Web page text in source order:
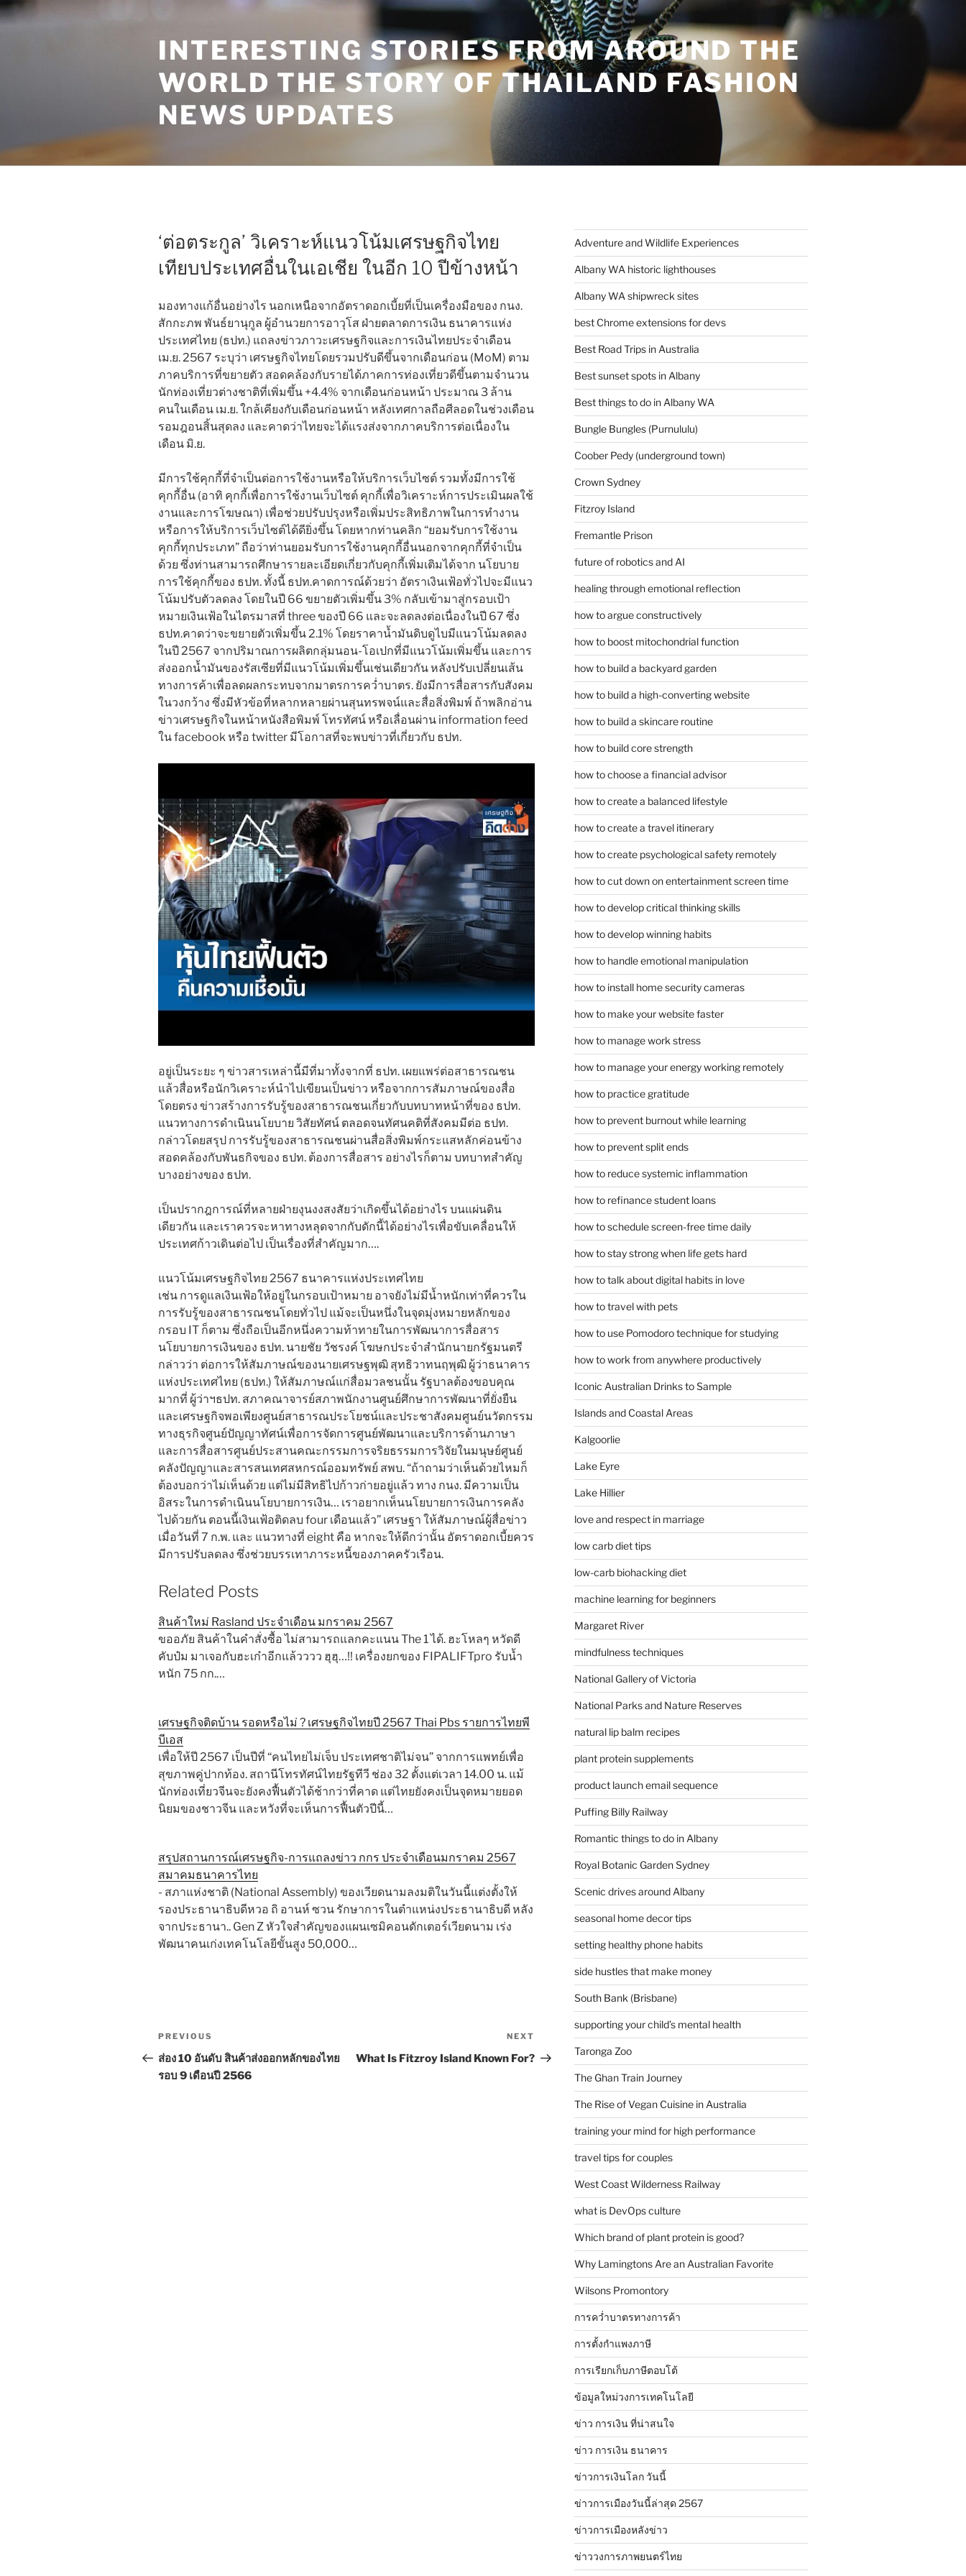
Skip
to
INTERESTING STORIES FROM AROUND THE
WORLD THE STORY OF THAILAND FASHION
NEWS UPDATES
‘ต่อตระกูล’ วิเคราะห์แนวโน้มเศรษฐกิจไทย
เทียบประเทศอื่นในเอเชีย ในอีก 10 ปีข้างหน้า
มองทางแก้อื่นอย่างไร นอกเหนือจากอัตราดอกเบี้ยที่เป็นเครื่องมือของ กนง.
สักกะภพ พันธ์ยานุกูล ผู้อำนวยการอาวุโส ฝ่ายตลาดการเงิน ธนาคารแห่ง
ประเทศไทย (ธปท.) แถลงข่าวภาวะเศรษฐกิจและการเงินไทยประจำเดือน
เม.ย. 2567 ระบุว่า เศรษฐกิจไทยโดยรวมปรับดีขึ้นจากเดือนก่อน (MoM) ตาม
ภาคบริการที่ขยายตัว สอดคล้องกับรายได้ภาคการท่องเที่ยวดีขึ้นตามจำนวน
นักท่องเที่ยวต่างชาติที่เพิ่มขึ้น +4.4% จากเดือนก่อนหน้า ประมาณ 3 ล้าน
คนในเดือน เม.ย. ใกล้เคียงกับเดือนก่อนหน้า หลังเทศกาลถือศีลอดในช่วงเดือน
รอมฎอนสิ้นสุดลง และคาดว่าไทยจะได้แรงส่งจากภาคบริการต่อเนื่องใน
เดือน มิ.ย.
มีการใช้คุกกี้ที่จำเป็นต่อการใช้งานหรือให้บริการเว็บไซต์ รวมทั้งมีการใช้
คุกกี้อื่น (อาทิ คุกกี้เพื่อการใช้งานเว็บไซต์ คุกกี้เพื่อวิเคราะห์การประเมินผลใช้
งานและการโฆษณา) เพื่อช่วยปรับปรุงหรือเพิ่มประสิทธิภาพในการทำงาน
หรือการให้บริการเว็บไซต์ได้ดียิ่งขึ้น โดยหากท่านคลิก “ยอมรับการใช้งาน
คุกกี้ทุกประเภท” ถือว่าท่านยอมรับการใช้งานคุกกี้อื่นนอกจากคุกกี้ที่จำเป็น
ด้วย ซึ่งท่านสามารถศึกษารายละเอียดเกี่ยวกับคุกกี้เพิ่มเติมได้จาก นโยบาย
การใช้คุกกี้ของ ธปท. ทั้งนี้ ธปท.คาดการณ์ด้วยว่า อัตราเงินเฟ้อทั่วไปจะมีแนว
โน้มปรับตัวลดลง โดยในปี 66 ขยายตัวเพิ่มขึ้น 3% กลับเข้ามาสู่กรอบเป้า
หมายเงินเฟ้อในไตรมาสที่ three ของปี 66 และจะลดลงต่อเนื่องในปี 67 ซึ่ง
ธปท.คาดว่าจะขยายตัวเพิ่มขึ้น 2.1% โดยราคาน้ำมันดิบดูไบมีแนวโน้มลดลง
ในปี 2567 จากปริมาณการผลิตกลุ่มนอน-โอเปกที่มีแนวโน้มเพิ่มขึ้น และการ
ส่งออกน้ำมันของรัสเซียที่มีแนวโน้มเพิ่มขึ้นเช่นเดียวกัน หลังปรับเปลี่ยนเส้น
ทางการค้าเพื่อลดผลกระทบจากมาตรการคว่ำบาตร. ยังมีการสื่อสารกับสังคม
ในวงกว้าง ซึ่งมีหัวข้อที่หลากหลายผ่านสุนทรพจน์และสื่อสิ่งพิมพ์ ถ้าพลิกอ่าน
ข่าวเศรษฐกิจในหน้าหนังสือพิมพ์ โทรทัศน์ หรือเลื่อนผ่าน information feed
ใน facebook หรือ twitter มีโอกาสที่จะพบข่าวที่เกี่ยวกับ ธปท.
อยู่เป็นระยะ ๆ ข่าวสารเหล่านี้มีที่มาทั้งจากที่ ธปท. เผยแพร่ต่อสาธารณชน
แล้วสื่อหรือนักวิเคราะห์นำไปเขียนเป็นข่าว หรือจากการสัมภาษณ์ของสื่อ
โดยตรง ข่าวสร้างการรับรู้ของสาธารณชนเกี่ยวกับบทบาทหน้าที่ของ ธปท.
แนวทางการดำเนินนโยบาย วิสัยทัศน์ ตลอดจนทัศนคติที่สังคมมีต่อ ธปท.
กล่าวโดยสรุป การรับรู้ของสาธารณชนผ่านสื่อสิ่งพิมพ์กระแสหลักค่อนข้าง
สอดคล้องกับพันธกิจของ ธปท. ต้องการสื่อสาร อย่างไรก็ตาม บทบาทสำคัญ
บางอย่างของ ธปท.
เป็นปรากฎการณ์ที่หลายฝ่ายงุนงงสงสัยว่าเกิดขึ้นได้อย่างไร บนแผ่นดิน
เดียวกัน และเราควรจะหาทางหลุดจากกับดักนี้ได้อย่างไรเพื่อขับเคลื่อนให้
ประเทศก้าวเดินต่อไป เป็นเรื่องที่สำคัญมาก….
แนวโน้มเศรษฐกิจไทย 2567 ธนาคารแห่งประเทศไทย
เช่น การดูแลเงินเฟ้อให้อยู่ในกรอบเป้าหมาย อาจยังไม่มีน้ำหนักเท่าที่ควรใน
การรับรู้ของสาธารณชนโดยทั่วไป แม้จะเป็นหนึ่งในจุดมุ่งหมายหลักของ
กรอบ IT ก็ตาม ซึ่งถือเป็นอีกหนึ่งความท้าทายในการพัฒนาการสื่อสาร
นโยบายการเงินของ ธปท. นายชัย วัชรงค์ โฆษกประจำสำนักนายกรัฐมนตรี
กล่าวว่า ต่อการให้สัมภาษณ์ของนายเศรษฐพุฒิ สุทธิวาทนฤพุฒิ ผู้ว่าธนาคาร
แห่งประเทศไทย (ธปท.) ให้สัมภาษณ์แก่สื่อมวลชนนั้น รัฐบาลต้องขอบคุณ
มากที่ ผู้ว่าฯธปท. สภาคณาจารย์สภาพนักงานศูนย์ศึกษาการพัฒนาที่ยั่งยืน
และเศรษฐกิจพอเพียงศูนย์สาธารณประโยชน์และประชาสังคมศูนย์นวัตกรรม
ทางธุรกิจศูนย์ปัญญาทัศน์เพื่อการจัดการศูนย์พัฒนาและบริการด้านภาษา
และการสื่อสารศูนย์ประสานคณะกรรมการจริยธรรมการวิจัยในมนุษย์ศูนย์
คลังปัญญาและสารสนเทศสหกรณ์ออมทรัพย์ สพบ. “ถ้าถามว่าเห็นด้วยไหมก็
ต้องบอกว่าไม่เห็นด้วย แต่ไม่มีสิทธิไปก้าวก่ายอยู่แล้ว ทาง กนง. มีความเป็น
อิสระในการดำเนินนโยบายการเงิน… เราอยากเห็นนโยบายการเงินการคลัง
ไปด้วยกัน ตอนนี้เงินเฟ้อติดลบ four เดือนแล้ว” เศรษฐา ให้สัมภาษณ์ผู้สื่อข่าว
เมื่อวันที่ 7 ก.พ. และ แนวทางที่ eight คือ หากจะให้ดีกว่านั้น อัตราดอกเบี้ยควร
มีการปรับลดลง ซึ่งช่วยบรรเทาภาระหนี้ของภาคครัวเรือน.
Related Posts
สินค้าใหม่ Rasland ประจำเดือน มกราคม 2567
ขออภัย สินค้าในคำสั่งซื้อ ไม่สามารถแลกคะแนน The 1 ได้. ฮะโหลๆ หวัดดี
คับป๋ม มาเจอกับฮะเก๋าอีกแล้วววว ฮุฮุ…!! เครื่องยกของ FIPALIFTpro รับน้ำ
หนัก 75 กก.…
เศรษฐกิจติดบ้าน รอดหรือไม่ ? เศรษฐกิจไทยปี 2567 Thai Pbs รายการไทยพี
บีเอส
เพื่อให้ปี 2567 เป็นปีที่ “คนไทยไม่เจ็บ ประเทศชาติไม่จน” จากการแพทย์เพื่อ
สุขภาพคู่ปากท้อง. สถานีโทรทัศน์ไทยรัฐทีวี ช่อง 32 ตั้งแต่เวลา 14.00 น. แม้
นักท่องเที่ยวจีนจะยังคงฟื้นตัวได้ช้ากว่าที่คาด แต่ไทยยังคงเป็นจุดหมายยอด
นิยมของชาวจีน และหวังที่จะเห็นการฟื้นตัวปีนี้…
สรุปสถานการณ์เศรษฐกิจ-การแถลงข่าว กกร ประจำเดือนมกราคม 2567
สมาคมธนาคารไทย
- สภาแห่งชาติ (National Assembly) ของเวียดนามลงมติในวันนี้แต่งตั้งให้
รองประธานาธิบดีหวอ ถิ อานห์ ซวน รักษาการในตำแหน่งประธานาธิบดี หลัง
จากประธานา.. Gen Z หัวใจสำคัญของแผนเซมิคอนดักเตอร์เวียดนาม เร่ง
พัฒนาคนเก่งเทคโนโลยีขั้นสูง 50,000…
Post
navigation
Previous
Post
PREVIOUS
ส่อง 10 อันดับ สินค้าส่งออกหลักของไทย
รอบ 9 เดือนปี 2566
Post
NEXT
What Is Fitzroy Island Known For?
Adventure and Wildlife Experiences
Albany WA historic lighthouses
Albany WA shipwreck sites
best Chrome extensions for devs
Best Road Trips in Australia
Best sunset spots in Albany
Best things to do in Albany WA
Bungle Bungles (Purnululu)
Coober Pedy (underground town)
Crown Sydney
Fitzroy Island
Fremantle Prison
future of robotics and AI
healing through emotional reflection
how to argue constructively
how to boost mitochondrial function
how to build a backyard garden
how to build a high-converting website
how to build a skincare routine
how to build core strength
how to choose a financial advisor
how to create a balanced lifestyle
how to create a travel itinerary
how to create psychological safety remotely
how to cut down on entertainment screen time
how to develop critical thinking skills
how to develop winning habits
how to handle emotional manipulation
how to install home security cameras
how to make your website faster
how to manage work stress
how to manage your energy working remotely
how to practice gratitude
how to prevent burnout while learning
how to prevent split ends
how to reduce systemic inflammation
how to refinance student loans
how to schedule screen-free time daily
how to stay strong when life gets hard
how to talk about digital habits in love
how to travel with pets
how to use Pomodoro technique for studying
how to work from anywhere productively
Iconic Australian Drinks to Sample
Islands and Coastal Areas
Kalgoorlie
Lake Eyre
Lake Hillier
love and respect in marriage
low carb diet tips
low-carb biohacking diet
machine learning for beginners
Margaret River
mindfulness techniques
National Gallery of Victoria
National Parks and Nature Reserves
natural lip balm recipes
plant protein supplements
product launch email sequence
Puffing Billy Railway
Romantic things to do in Albany
Royal Botanic Garden Sydney
Scenic drives around Albany
seasonal home decor tips
setting healthy phone habits
side hustles that make money
South Bank (Brisbane)
supporting your child’s mental health
Taronga Zoo
The Ghan Train Journey
The Rise of Vegan Cuisine in Australia
training your mind for high performance
travel tips for couples
West Coast Wilderness Railway
what is DevOps culture
Which brand of plant protein is good?
Why Lamingtons Are an Australian Favorite
Wilsons Promontory
การคว่ำบาตรทางการค้า
การตั้งกำแพงภาษี
การเรียกเก็บภาษีตอบโต้
ข้อมูลใหม่วงการเทคโนโลยี
ข่าว การเงิน ที่น่าสนใจ
ข่าว การเงิน ธนาคาร
ข่าวการเงินโลก วันนี้
ข่าวการเมืองวันนี้ล่าสุด 2567
ข่าวการเมืองหลังข่าว
ข่าววงการภาพยนตร์ไทย